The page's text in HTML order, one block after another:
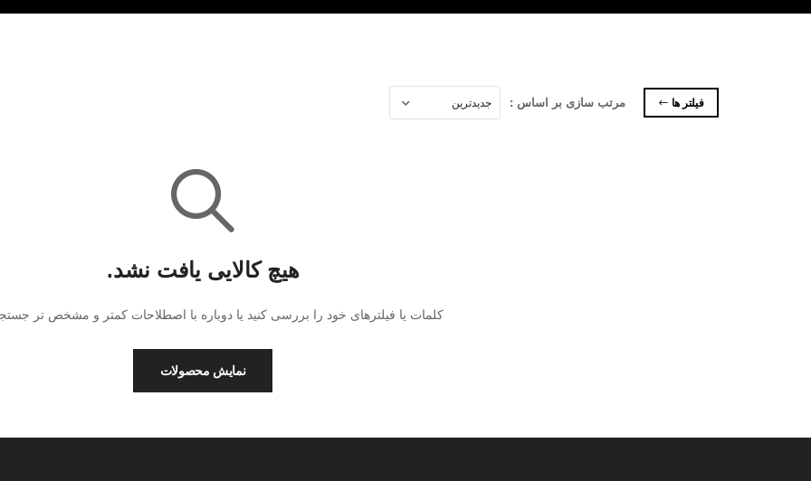
فیلتر ها مرتب سازی بر اساس :
هیچ کالایی یافت نشد.
کلمات یا فیلترهای خود را بررسی کنید یا دوباره با اصطلاحات کمتر و مشخص تر
نمایش محصولات